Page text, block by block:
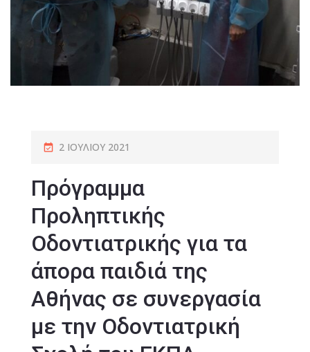
2 ΙΟΥΛΊΟΥ 2021
Πρόγραμμα
Προληπτικής
Οδοντιατρικής για τα
άπορα παιδιά της
Αθήνας σε συνεργασία
με την Οδοντιατρική